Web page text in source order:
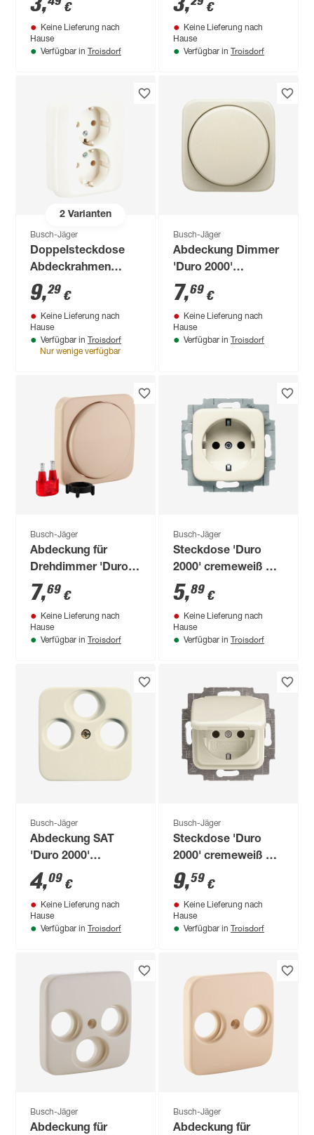
€
Keine Lieferung nach
Hause
Verfügbar in Troisdorf
€
Keine Lieferung nach
Hause
Verfügbar in Troisdorf
2Varianten
Busch-Jäger
Doppelsteckdose
Abdeckrahmen
'Duro 2000 SI'
cremeweiß
9,29 €
Keine Lieferung nach
Hause
Verfügbar in Troisdorf
Nur wenige verfügbar
Busch-Jäger
Abdeckung Dimmer
'Duro 2000'
cremeweiß
7,69 €
Keine Lieferung nach
Hause
Verfügbar in Troisdorf
Busch-Jäger
Abdeckung für
Drehdimmer 'Duro'
weiß
7,69 €
Keine Lieferung nach
Hause
Verfügbar in Troisdorf
Busch-Jäger
Steckdose 'Duro
2000' cremeweiß mit
Berührungsschutz
5,89 €
Keine Lieferung nach
Hause
Verfügbar in Troisdorf
Busch-Jäger
Abdeckung SAT
'Duro 2000'
cremeweiß
4,09 €
Keine Lieferung nach
Hause
Verfügbar in Troisdorf
Busch-Jäger
Steckdose 'Duro
2000' cremeweiß mit
Klappdeckel
9,59 €
Keine Lieferung nach
Hause
Verfügbar in Troisdorf
Busch-Jäger
Abdeckung für
Busch-Jäger
Abdeckung für